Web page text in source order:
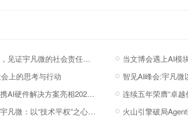
一份来自陆丰的感谢信，见证宇凡微的社会责任之路
上的思考与行动
赋能场景创新：宇凡微携AI硬件解决方案亮相2026“深港同心·罗湖创景”场景创新大会!
入选深圳品牌白皮书！宇凡微：以“技术平权”之心，与深圳共赴AI